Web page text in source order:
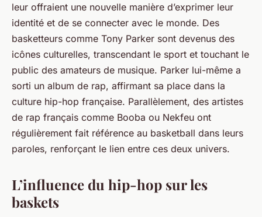
leur offraient une nouvelle manière d’exprimer leur
identité et de se connecter avec le monde. Des
basketteurs comme Tony Parker sont devenus des
icônes culturelles, transcendant le sport et touchant le
public des amateurs de musique. Parker lui-même a
sorti un album de rap, affirmant sa place dans la
culture hip-hop française. Parallèlement, des artistes
de rap français comme Booba ou Nekfeu ont
régulièrement fait référence au basketball dans leurs
paroles, renforçant le lien entre ces deux univers.
L’influence du hip-hop sur les
baskets